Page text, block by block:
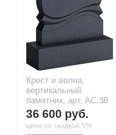
Крест и волна,
вертикальный
памятник, арт. AC.38
36 600 руб.
цена со скидкой 5%